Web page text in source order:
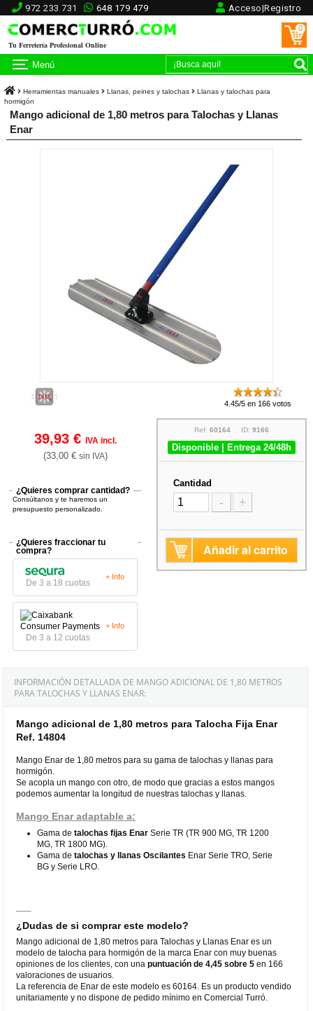
972 233 731 648 179 479 Acceso|Registro
Tu Ferretería Profesional Online
0
Menú
Herramientas manuales Llanas, peines y talochas
Llanas y talochas para
hormigón
Mango adicional de 1,80 metros para Talochas y Llanas
Enar
4.45/5 en 166 votos
39,93 € IVA incl.
(33,00 € sin IVA)
¿Quieres comprar cantidad?
Consúltanos y te haremos un
presupuesto personalizado.
¿Quieres fraccionar tu
compra?
De 3 a 18 cuotas
+ Info
De 3 a 12 cuotas
+ Info
Ref: 60164ID: 9166
Disponible | Entrega 24/48h
Cantidad
- +
Añadir al carrito
INFORMACIÓN DETALLADA DE MANGO ADICIONAL DE 1,80 METROS
PARA TALOCHAS Y LLANAS ENAR:
Mango adicional de 1,80 metros para Talocha Fija Enar
Ref. 14804
Mango Enar de 1,80 metros para su gama de talochas y llanas para
hormigón.
Se acopla un mango con otro, de modo que gracias a estos mangos
podemos aumentar la longitud de nuestras talochas y llanas.
Mango Enar adaptable a:
Gama detalochas fijas Enar Serie TR (TR 900 MG, TR 1200
MG, TR 1800 MG).
Gama detalochas y llanas Oscilantes Enar Serie TRO, Serie
BG y Serie LRO.
¿Dudas de si comprar este modelo?
Mango adicional de 1,80 metros para Talochas y Llanas Enar es un
modelo de talocha para hormigón de la marca Enar con muy buenas
opiniones de los clientes, con unapuntuación de 4,45 sobre 5 en 166
valoraciones de usuarios.
La referencia de Enar de este modelo es 60164. Es un producto vendido
unitariamente y no dispone de pedido mínimo en Comercial Turró.